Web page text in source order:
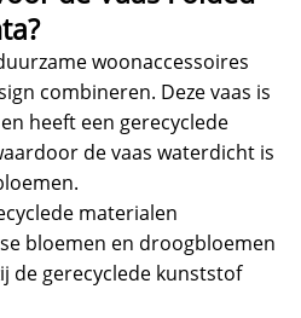
woonaccessoires
combineren. Deze vaas is
heeft een gerecyclede
de vaas waterdicht is
materialen
bloemen en droogbloemen
de gerecyclede kunststof